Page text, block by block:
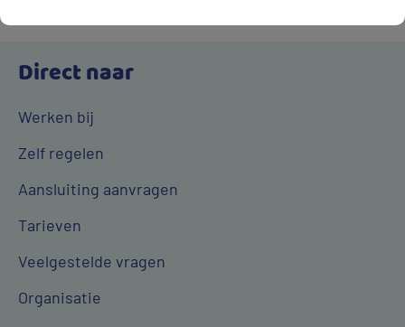
Direct naar
Werken bij
Zelf regelen
Aansluiting aanvragen
Tarieven
Veelgestelde vragen
Organisatie